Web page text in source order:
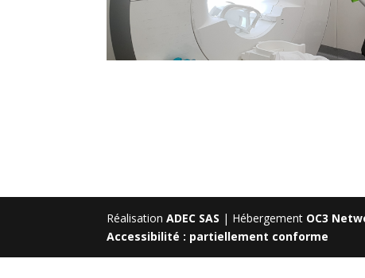
RéalisationADEC SAS | Hébergement OC3
Accessibilité : partiellement conforme